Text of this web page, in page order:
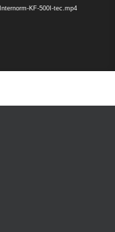
KF-500I-tec.mp4